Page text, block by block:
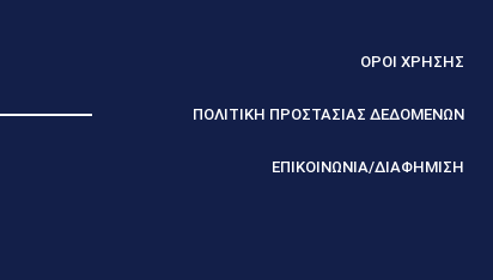
ΟΡΟΙ ΧΡΗΣΗΣ
ΠΟΛΙΤΙΚΗ ΠΡΟΣΤΑΣΙΑΣ ΔΕΔΟΜΕΝΩΝ
ΕΠΙΚΟΙΝΩΝΙΑ/ΔΙΑΦΗΜΙΣΗ